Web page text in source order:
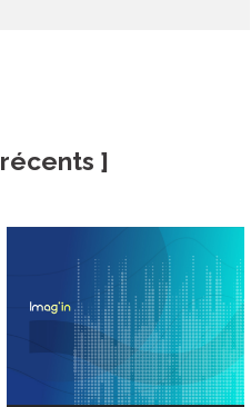
récents ]